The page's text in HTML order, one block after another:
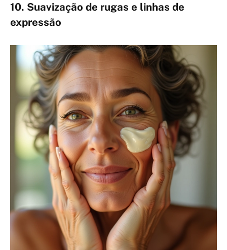
10. Suavização de rugas e linhas de
expressão